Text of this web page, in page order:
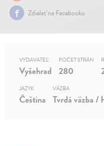
Zdielať na Facebooku
VYDAVATEĽ
Vyšehrad
POČET STRÁN
280
JAZYK
Čeština
VÄZBA
Tvrdá väzba /